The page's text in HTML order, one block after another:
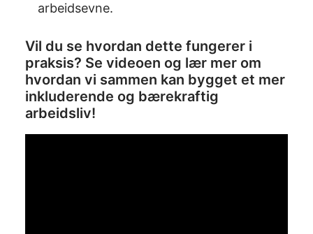
arbeidsevne.
Vil du se hvordan dette fungerer i
praksis? Se videoen og lær mer om
hvordan vi sammen kan bygget et mer
inkluderende og bærekraftig
arbeidsliv!